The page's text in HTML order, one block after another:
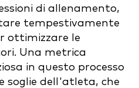
di allenamento,
tempestivamente
ottimizzare le
Una metrica
in questo processo
soglie dell'atleta, che